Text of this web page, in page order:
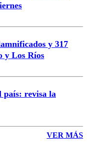
Enviar comentario
y 317
y Los Ríos
país: revisa la
VER MÁS